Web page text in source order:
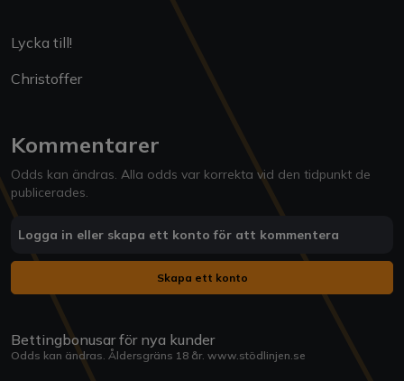
Lycka till!
Christoffer
Kommentarer
Odds kan ändras. Alla odds var korrekta vid den tidpunkt de
publicerades.
Logga in eller skapa ett konto för att kommentera
Skapa ett konto
Bettingbonusar för nya kunder
Odds kan ändras. Åldersgräns 18 år. www.stödlinjen.se